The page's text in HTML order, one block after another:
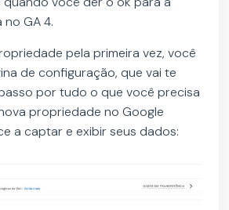
GA 4.
pela primeira vez, você
de configuração, que vai te
por tudo o que você precisa
propriedade no Google
a captar e exibir seus dados: